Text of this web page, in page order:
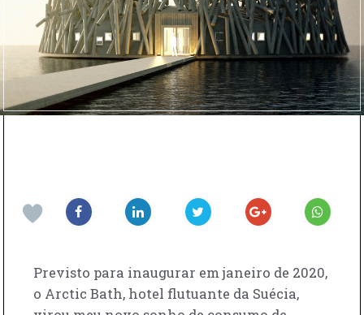
Previsto para inaugurar em janeiro de 2020,
o Arctic Bath, hotel flutuante da Suécia,